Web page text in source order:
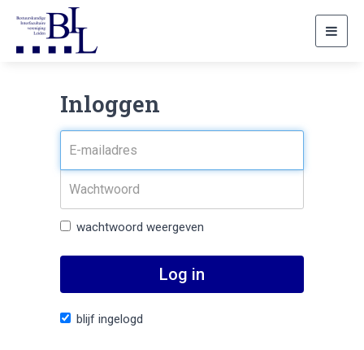
Inloggen
wachtwoord weergeven
Log in
blijf ingelogd